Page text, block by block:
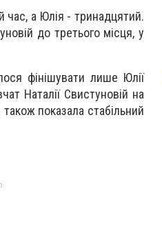
час, а Юлія - тринадцятий.
до третього місця, у
фінішувати лише Юлії
Наталії Свистуновій на
показала стабільний